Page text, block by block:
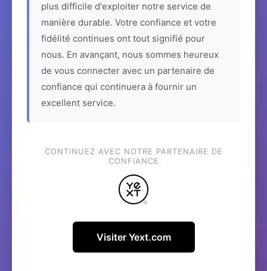
plus difficile d'exploiter notre service de
manière durable. Votre confiance et votre
fidélité continues ont tout signifié pour
nous. En avançant, nous sommes heureux
de vous connecter avec un partenaire de
confiance qui continuera à fournir un
excellent service.
CONTINUEZ AVEC NOTRE PARTENAIRE DE
CONFIANCE
Visiter Yext.com